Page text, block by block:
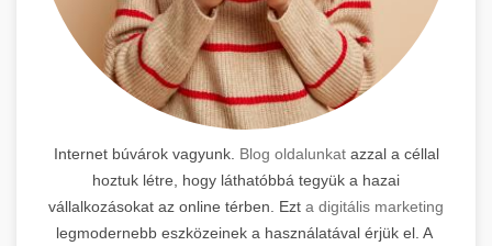
Internet búvárok vagyunk. Blog oldalunkatazzal a céllal
hoztuk létre, hogy láthatóbbá tegyük a hazai
vállalkozásokat az online térben. Ezt a digitális marketing
legmodernebb eszközeinek a használatával érjük el. A